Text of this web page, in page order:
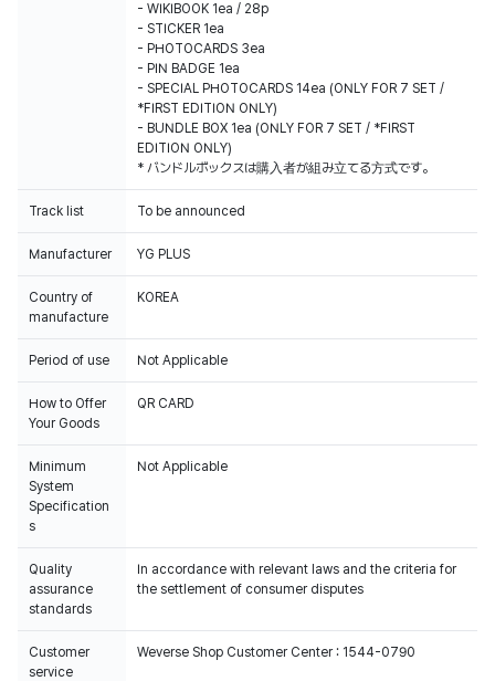
Weverse Shopでご購入いただいたCDの販売数データは、HANTEOチャート
とCircleチャートに反映されます。
- WIKIBOOK 1ea / 28p
- STICKER 1ea
- PHOTOCARDS 3ea
- PIN BADGE 1ea
- SPECIAL PHOTOCARDS 14ea (ONLY FOR 7 SET /
*FIRST EDITION ONLY)
- BUNDLE BOX 1ea (ONLY FOR 7 SET / *FIRST
EDITION ONLY)
* バンドルボックスは購入者が組み立てる方式です。
Track list To be announced
Manufacturer YG PLUS
Country of
manufacture
KOREA
Period of use Not Applicable
How to Offer
Your Goods
QR CARD
Minimum
System
Specification
s
Not Applicable
Quality
assurance
standards
In accordance with relevant laws and the criteria for
the settlement of consumer disputes
Customer
service
Weverse Shop Customer Center : 1544-0790